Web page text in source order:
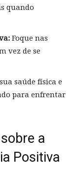
quando
Foque nas
vez de se
saúde física e
para enfrentar
a
Positiva